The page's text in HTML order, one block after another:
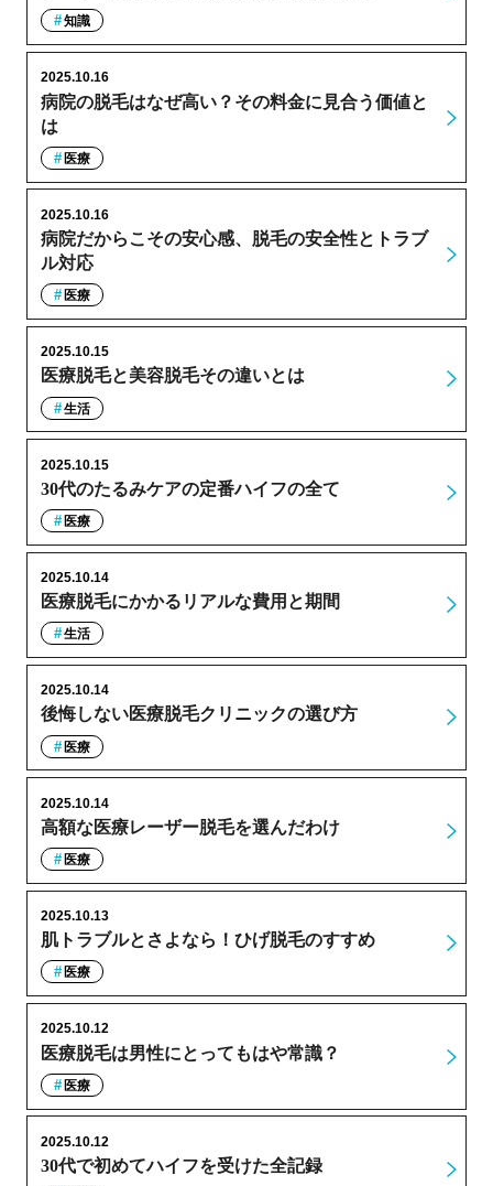
知識
病院の脱毛はなぜ高い？その料金に見合う価値と
は
2025.10.16
医療
病院だからこその安心感、脱毛の安全性とトラブ
ル対応
2025.10.16
医療
医療脱毛と美容脱毛その違いとは
2025.10.15
生活
30代のたるみケアの定番ハイフの全て
2025.10.15
医療
医療脱毛にかかるリアルな費用と期間
2025.10.14
生活
後悔しない医療脱毛クリニックの選び方
2025.10.14
医療
高額な医療レーザー脱毛を選んだわけ
2025.10.14
医療
肌トラブルとさよなら！ひげ脱毛のすすめ
2025.10.13
医療
医療脱毛は男性にとってもはや常識？
2025.10.12
医療
30代で初めてハイフを受けた全記録
2025.10.12